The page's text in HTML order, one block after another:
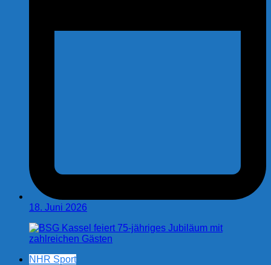
18. Juni 2026
NHR Sport